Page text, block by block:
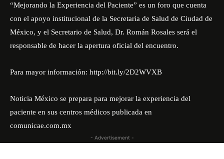
“Mejorando la Experiencia del Paciente” es un foro que cuenta
con el apoyo institucional de la Secretaria de Salud de Ciudad de
México, y el Secretario de Salud, Dr. Román Rosales será el
responsable de hacer la apertura oficial del encuentro.
Para mayor información: http://bit.ly/2D2WVXB
Noticia México se prepara para mejorar la experiencia del
paciente en sus centros médicos publicada en
comunicae.com.mx
- Advertisement -